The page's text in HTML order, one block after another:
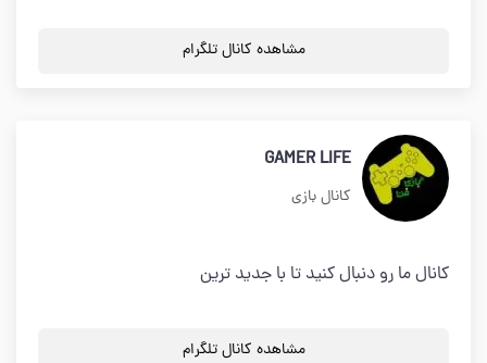
مشاهده کانال تلگرام
GAMER LIFE
کانال بازی
کانال ما رو دنبال کنید تا با جدید ترین
مشاهده کانال تلگرام